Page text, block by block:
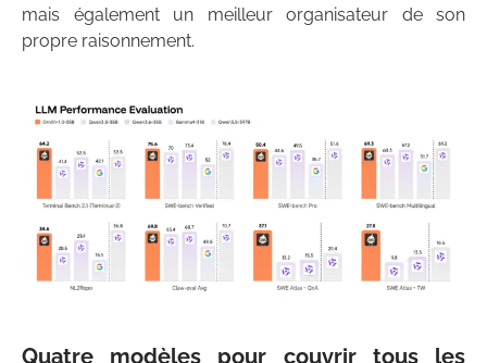
mais également un meilleur organisateur de son
propre raisonnement.
Quatre modèles pour couvrir tous les